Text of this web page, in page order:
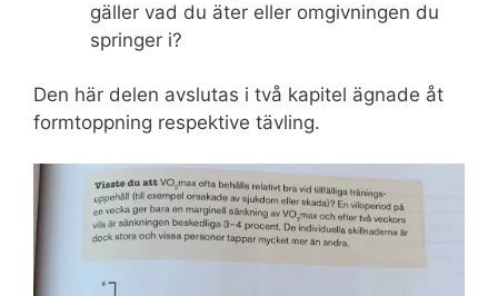
gäller vad du äter eller omgivningen du
springer i?
Den här delen avslutas i två kapitel ägnade åt
formtoppning respektive tävling.